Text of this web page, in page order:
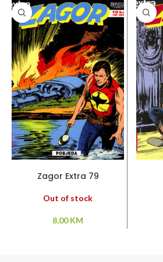
Zagor Extra 79
Out of stock
8,00KM